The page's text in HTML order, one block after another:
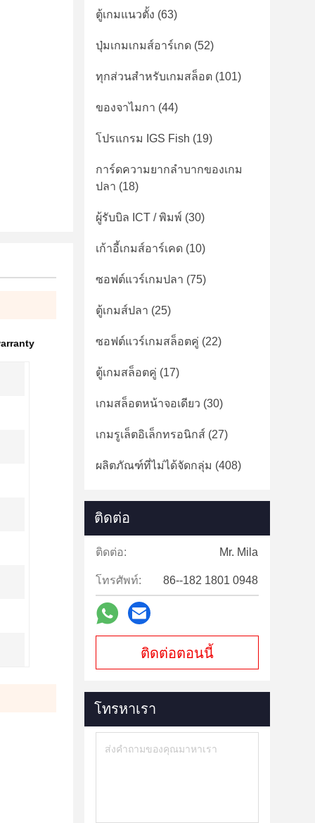
ตู้เกมแนวตั้ง (63)
ปุ่มเกมเกมส์อาร์เกด (52)
ทุกส่วนสำหรับเกมสล็อต (101)
ของจาไมกา (44)
โปรแกรม IGS Fish (19)
การ์ดความยากลําบากของเกม
ปลา (18)
ผู้รับบิล ICT / พิมพ์ (30)
เก้าอี้เกมส์อาร์เคด (10)
ซอฟต์แวร์เกมปลา (75)
ตู้เกมส์ปลา (25)
ซอฟต์แวร์เกมสล็อตคู่ (22)
ตู้เกมสล็อตคู่ (17)
เกมสล็อตหน้าจอเดียว (30)
เกมรูเล็ตอิเล็กทรอนิกส์ (27)
ผลิตภัณฑ์ที่ไม่ได้จัดกลุ่ม (408)
ติดต่อ
ติดต่อ: Mr. Mila
โทรศัพท์: 86--182 1801 0948
ติดต่อตอนนี้
โทรหาเรา